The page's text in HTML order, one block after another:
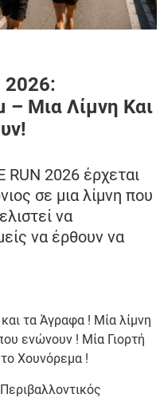
2026:
– Μια Λίμνη Και
2026 έρχεται
σε μια λίμνη που
να
να έρθουν να
τα Άγραφα ! Μία λίμνη
ενώνουν ! Μία Γιορτή
Χουνόρεμα !